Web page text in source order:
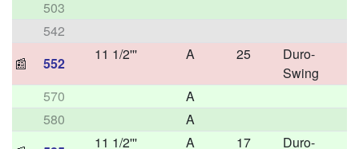
503
542
📰
552
11 1/2''' A 25
Duro-
Swing
570
A
580
A
11 1/2''' A 17
Duro-